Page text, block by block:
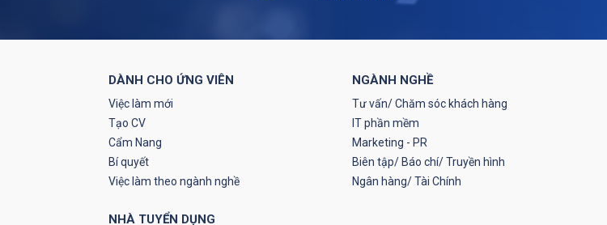
DÀNH CHO ỨNG VIÊN
Việc làm mới
Tạo CV
Cẩm Nang
Bí quyết
Việc làm theo ngành nghề
NHÀ TUYỂN DỤNG
NGÀNH NGHỀ
Tư vấn/ Chăm sóc khách hàng
IT phần mềm
Marketing - PR
Biên tập/ Báo chí/ Truyền hình
Ngân hàng/ Tài Chính